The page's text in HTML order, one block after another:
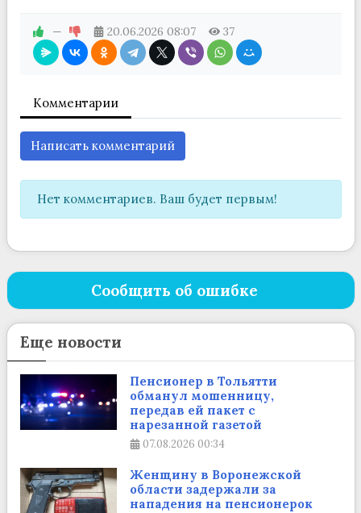
— 20.06.2026 08:07 37
Комментарии
Написать комментарий
Нет комментариев. Ваш будет первым!
Сообщить об ошибке
Еще новости
Пенсионер в Тольятти
обманул мошенницу,
передав ей пакет с
нарезанной газетой
07.08.2026 00:34
Женщину в Воронежской
области задержали за
нападения на пенсионерок